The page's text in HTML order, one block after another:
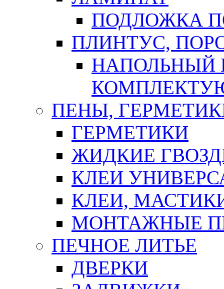
ПОДЛОЖКА
ПЛИНТУС,
НАПОЛЬНЫЙ
ПЕНЫ,
ГЕРМЕТИКИ
ЖИДКИЕ
КЛЕИ
КЛЕИ,
МОНТАЖНЫЕ
ПЕЧНОЕ ЛИТЬЕ
ДВЕРКИ